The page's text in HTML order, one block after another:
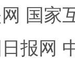
国家
报网